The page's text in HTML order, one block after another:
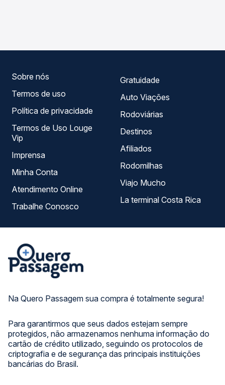
Na Quero Passagem sua compra é totalmente segura!
Para garantirmos que seus dados estejam sempre
protegidos, não armazenamos nenhuma informação do
cartão de crédito utilizado, seguindo os protocolos de
criptografia e de segurança das principais instituições
bancárias do Brasil.
Sobre nós
Termos de uso
Política de privacidade
Termos de Uso Louge
Vip
Imprensa
Minha Conta
Atendimento Online
Trabalhe Conosco
Gratuidade
Auto Viações
Rodoviárias
Destinos
Afiliados
Rodomilhas
Viajo Mucho
La terminal Costa Rica